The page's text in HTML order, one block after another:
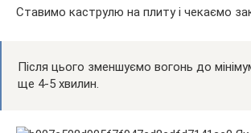
Ставимо каструлю на плиту і чекаємо
Після цього зменшуємо вогонь до
ще 4-5 хвилин.